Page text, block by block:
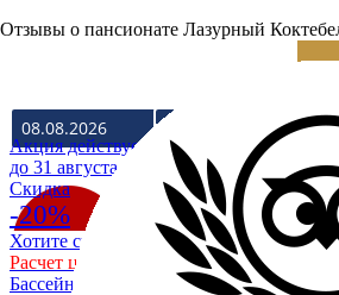
Отзывы о пансионате Лазурный
Акция действует
до 31 августа
Cкидка
-20%
Хотите скидку 20% на отдых в Крыму
Расчет цены со скидкой
Бассейн уже разогрет до +28